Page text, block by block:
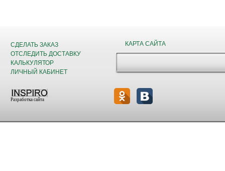
СДЕЛАТЬ ЗАКАЗ
ОТСЛЕДИТЬ ДОСТАВКУ
КАЛЬКУЛЯТОР
ЛИЧНЫЙ КАБИНЕТ
КАРТА САЙТА
Разработка сайта